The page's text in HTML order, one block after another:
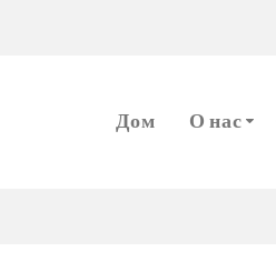
Дом О нас